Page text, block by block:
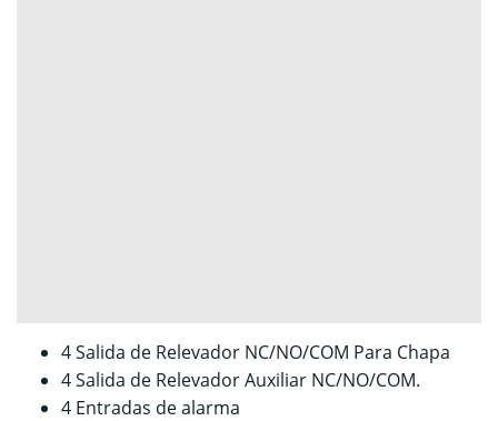
4 Salida de Relevador NC/NO/COM Para Chapa
4 Salida de Relevador Auxiliar NC/NO/COM.
4 Entradas de alarma